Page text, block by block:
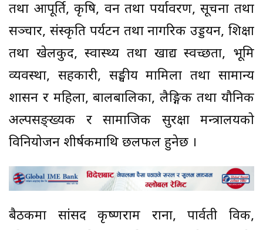
तथा आपूर्ति, कृषि, वन तथा पर्यावरण, सूचना तथा
सञ्चार, संस्कृति पर्यटन तथा नागरिक उड्डयन, शिक्षा
तथा खेलकुद, स्वास्थ्य तथा खाद्य स्वच्छता, भूमि
व्यवस्था, सहकारी, सङ्घीय मामिला तथा सामान्य
प्रशासन र महिला, बालबालिका, लैङ्गिक तथा यौनिक
अल्पसङ्ख्यक र सामाजिक सुरक्षा मन्त्रालयको
विनियोजन शीर्षकमाथि छलफल हुनेछ ।
बैठकमा सांसद कृष्णराम राना, पार्वती विक,